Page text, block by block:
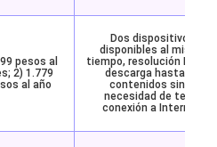
pesos al
2) 1.779
al año
Dos dispositivos
disponibles al mismo
tiempo, resolución Full
descarga hasta 30
contenidos sin la
necesidad de tener
conexión a Internet.